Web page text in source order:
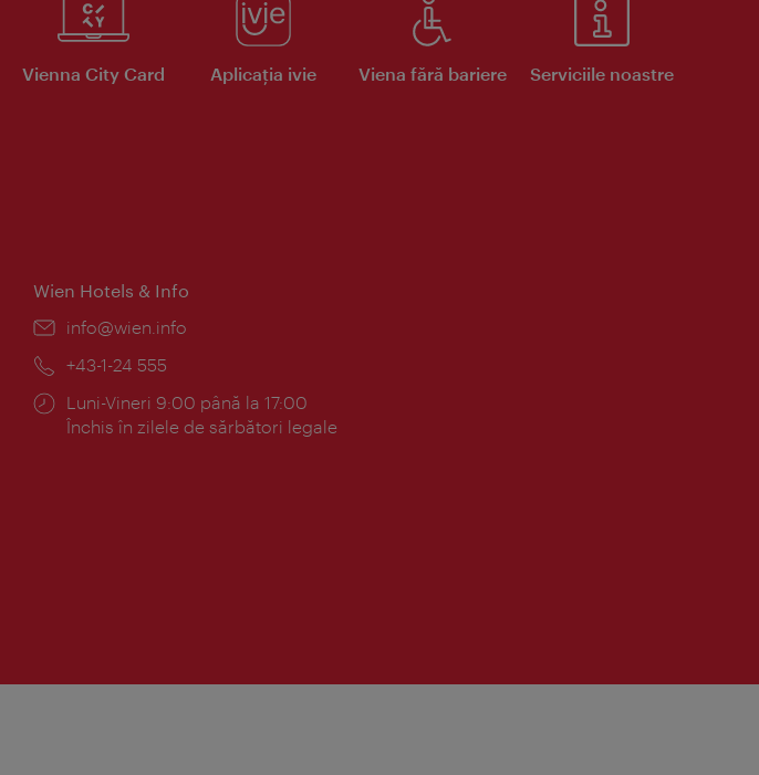
Vienna City Card Aplicaţia ivie Viena fără bariere Serviciile noastre
Wien Hotels & Info
E-
info@wien.info
Telefon:
+43-1-24 555
Program:
Luni-Vineri 9:00 până la 17:00
Închis în zilele de sărbători legale